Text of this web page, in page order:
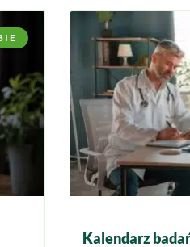
Kalendarz